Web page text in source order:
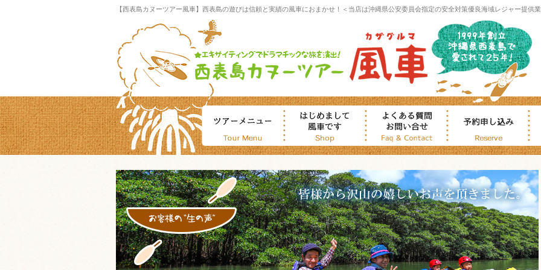
【西表島カヌーツアー風車】西表島の遊びは信頼と実績の風車におまかせ！＜当店は沖縄県公安委員会指定の安全対策優良海域レジャー提供